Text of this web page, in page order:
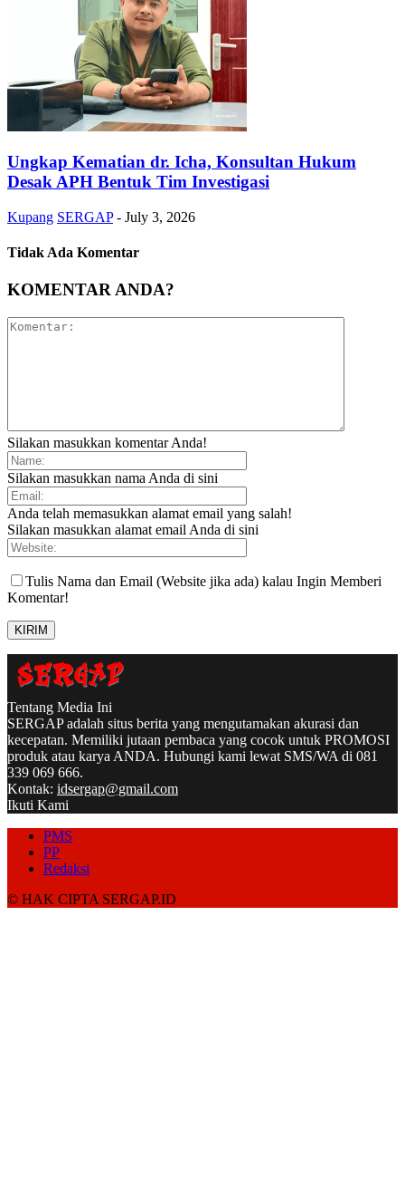
Ungkap Kematian dr. Icha, Konsultan Hukum
Desak APH Bentuk Tim Investigasi
Kupang SERGAP - July 3, 2026
Tidak Ada Komentar
KOMENTAR ANDA?
Silakan masukkan komentar Anda!
Silakan masukkan nama Anda di sini
Anda telah memasukkan alamat email yang salah!
Silakan masukkan alamat email Anda di sini
Tulis Nama dan Email (Website jika ada) kalau Ingin Memberi
Komentar!
Tentang Media Ini
SERGAP adalah situs berita yang mengutamakan akurasi dan
kecepatan. Memiliki jutaan pembaca yang cocok untuk PROMOSI
produk atau karya ANDA. Hubungi kami lewat SMS/WA di 081
339 069 666.
Kontak: idsergap@gmail.com
Ikuti Kami
PMS
PP
Redaksi
© HAK CIPTA SERGAP.ID